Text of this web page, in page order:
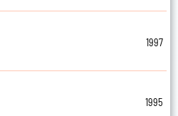
1997
1995